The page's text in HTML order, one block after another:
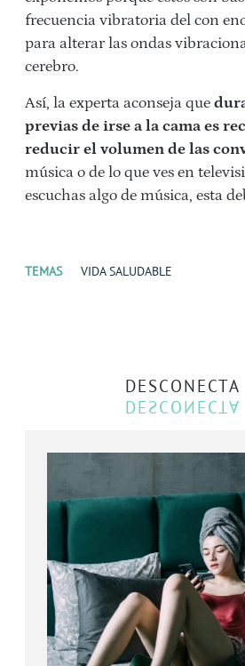
frecuencia vibratoria del con
para alterar las ondas
cerebro.
Así, la experta aconseja que
previas de irse a la cama es
reducir el volumen de las
música o de lo que ves en
escuchas algo de música, esta
TEMAS VIDA SALUDABLE
DESCONECTA